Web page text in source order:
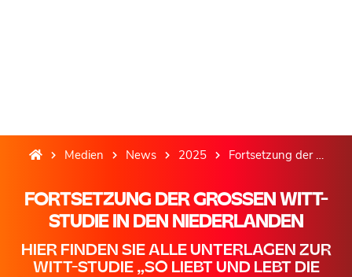
Medien News 2025 Fortsetzung der großen Witt-Studie: „So liebt und lebt die Generation 50+ in den Niederlanden“
FORTSETZUNG DER GROSSEN WITT-S
TUDIE IN DEN NIEDERLANDEN
HIER FINDEN SIE ALLE UNTERLAGEN ZUR
WITT-STUDIE „SO LIEBT UND LEBT DIE